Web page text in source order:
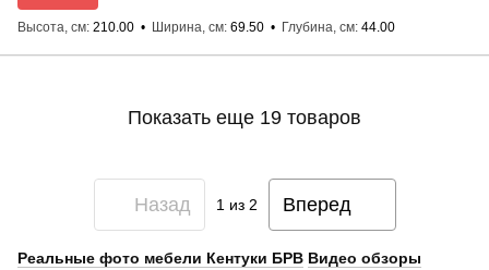
Высота, см 210.00 Ширина, см 69.50 Глубина, см 44.00
Показать еще 19 товаров
Назад 1 из 2 Вперед
Реальные фото мебели Кентуки БРВ Видео обзоры